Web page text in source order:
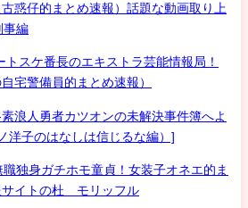
惑仔的まとめ速報）話題な動画取り上
事編
スケ番長のエキストラ芸能情報局！
宅警備員的まとめ速報）
浪人勇者カツオンの未解決事件簿へよ
洋子のはなしは信じるな編）]
身ガチホモ童貞！女装子オネエ的ま
サイトの杜 モリッフル